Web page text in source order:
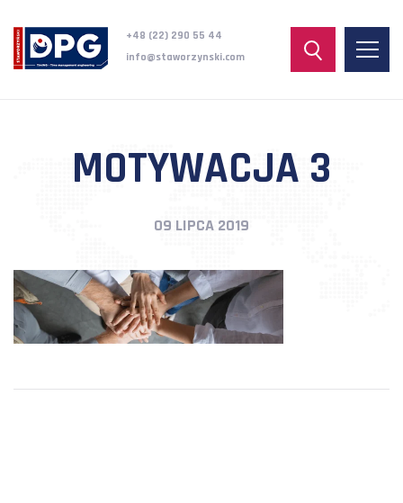
+48 (22) 290 55 44
info@staworzynski.com
MOTYWACJA 3
09 LIPCA 2019